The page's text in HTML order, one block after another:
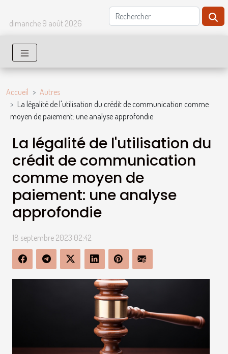
dimanche 9 août 2026
Accueil
Autres
La légalité de l'utilisation du crédit de communication comme
moyen de paiement: une analyse approfondie
La légalité de l'utilisation du
crédit de communication
comme moyen de
paiement: une analyse
approfondie
18 septembre 2023 02:42